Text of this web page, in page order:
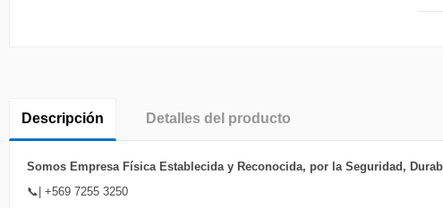
Descripción Detalles del producto
Somos Empresa Física Establecida y Reconocida, por la Seguridad,
📞| +569 7255 3250